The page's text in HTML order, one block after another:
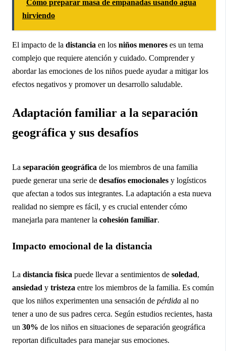
Cómo preparar masa de empanadas usando agua
hirviendo
El impacto de la distancia en los niños menores es un tema
complejo que requiere atención y cuidado. Comprender y
abordar las emociones de los niños puede ayudar a mitigar los
efectos negativos y promover un desarrollo saludable.
Adaptación familiar a la separación
geográfica y sus desafíos
La separación geográfica de los miembros de una familia
puede generar una serie de desafíos emocionales y logísticos
que afectan a todos sus integrantes. La adaptación a esta nueva
realidad no siempre es fácil, y es crucial entender cómo
manejarla para mantener la cohesión familiar.
Impacto emocional de la distancia
La distancia física puede llevar a sentimientos de soledad,
ansiedad y tristeza entre los miembros de la familia. Es común
que los niños experimenten una sensación de pérdida al no
tener a uno de sus padres cerca. Según estudios recientes, hasta
un 30% de los niños en situaciones de separación geográfica
reportan dificultades para manejar sus emociones.